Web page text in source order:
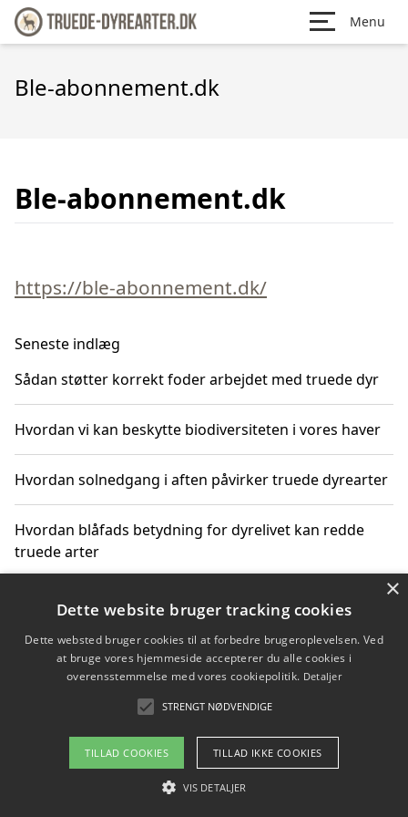
Menu
Ble-abonnement.dk
Ble-abonnement.dk
https://ble-abonnement.dk/
Seneste indlæg
Sådan støtter korrekt foder arbejdet med truede dyr
Hvordan vi kan beskytte biodiversiteten i vores haver
Hvordan solnedgang i aften påvirker truede dyrearter
Hvordan blåfads betydning for dyrelivet kan redde
truede arter
Hvordan kan gaver til unge voksne støtte bevarelsen
Copyright 2026 - Pilanto Aps
Om / kontakt
Blog Betingelser
×
Dette website bruger tracking cookies
Dette websted bruger cookies til at forbedre brugeroplevelsen. Ved
at bruge vores hjemmeside accepterer du alle cookies i
overensstemmelse med vores cookiepolitik. Detaljer
STRENGT NØDVENDIGE
TILLAD COOKIES TILLAD IKKE COOKIES
VIS DETALJER